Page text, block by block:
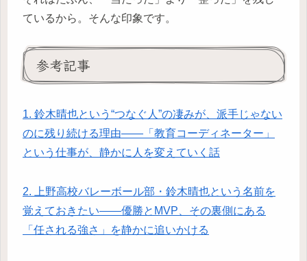
ているから。そんな印象です。
参考記事
1. 鈴木晴也という“つなぐ人”の凄みが、派手じゃない
のに残り続ける理由――「教育コーディネーター」
という仕事が、静かに人を変えていく話
2. 上野高校バレーボール部・鈴木晴也という名前を
覚えておきたい——優勝とMVP、その裏側にある
「任される強さ」を静かに追いかける